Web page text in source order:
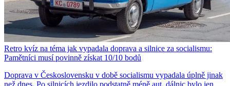
Retro kvíz na téma jak vypadala doprava a silnice za socialismu:
Pamětníci musí povinně získat 10/10 bodů
Doprava v Československu v době socialismu vypadala úplně jinak
než dnes. Po silnicích jezdilo podstatně méně aut, dálnic bylo jen